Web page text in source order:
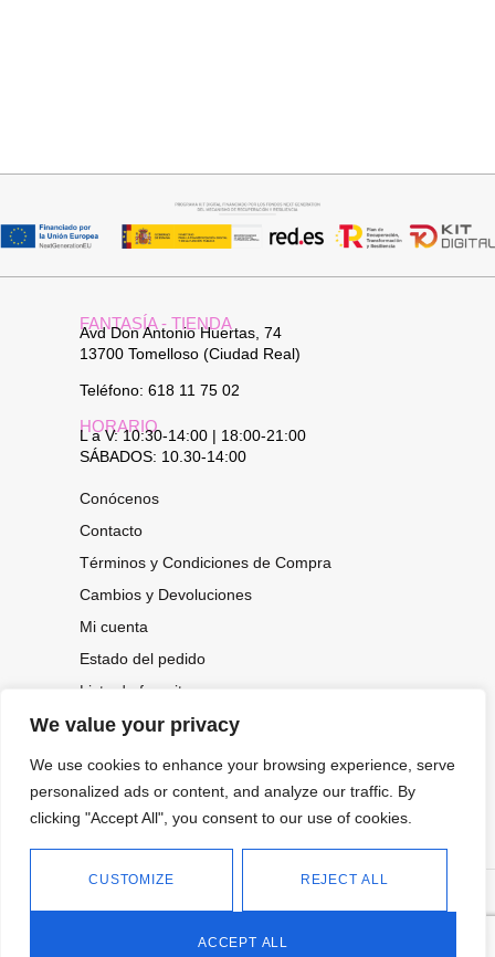
We value your privacy
We use cookies to enhance your browsing experience, serve
personalized ads or content, and analyze our traffic. By
clicking "Accept All", you consent to our use of cookies.
CUSTOMIZE REJECT ALL
ACCEPT ALL
FANTASÍA - TIENDA
Avd Don Antonio Huertas, 74
13700 Tomelloso (Ciudad Real)
Teléfono: 618 11 75 02
HORARIO
L a V: 10:30-14:00 | 18:00-21:00
SÁBADOS: 10.30-14:00
Conócenos
Contacto
Términos y Condiciones de Compra
Cambios y Devoluciones
Mi cuenta
Estado del pedido
Lista de favoritos
CONOCE NUESTRAS NOVEDADES,
OFERTAS...
2026.